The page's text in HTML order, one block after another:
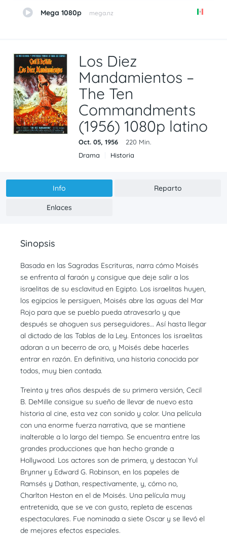
Mega 1080p mega.nz
Los Diez
Mandamientos –
The Ten
Commandments
(1956) 1080p latino
Oct. 05, 1956
220 Min.
Drama
Historia
Info Reparto
Enlaces
Sinopsis
Basada en las Sagradas Escrituras, narra cómo Moisés
se enfrenta al faraón y consigue que deje salir a los
israelitas de su esclavitud en Egipto. Los israelitas huyen,
los egipcios le persiguen, Moisés abre las aguas del Mar
Rojo para que se pueblo pueda atravesarlo y que
después se ahoguen sus perseguidores… Así hasta llegar
al dictado de las Tablas de la Ley. Entonces los israelitas
adoran a un becerro de oro, y Moisés debe hacerles
entrar en razón. En definitiva, una historia conocida por
todos, muy bien contada.
Treinta y tres años después de su primera versión, Cecil
B. DeMille consigue su sueño de llevar de nuevo esta
historia al cine, esta vez con sonido y color. Una película
con una enorme fuerza narrativa, que se mantiene
inalterable a lo largo del tiempo. Se encuentra entre las
grandes producciones que han hecho grande a
Hollywood. Los actores son de primera, y destacan Yul
Brynner y Edward G. Robinson, en los papeles de
Ramsés y Dathan, respectivamente, y, cómo no,
Charlton Heston en el de Moisés. Una película muy
entretenida, que se ve con gusto, repleta de escenas
espectaculares. Fue nominada a siete Oscar y se llevó el
de mejores efectos especiales.